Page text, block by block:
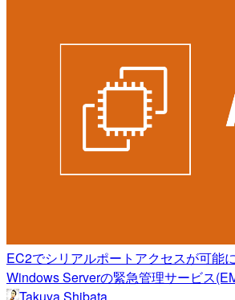
EC2でシリアルポートアクセスが可能
Windows Serverの緊急管理サービス
Takuya Shibata